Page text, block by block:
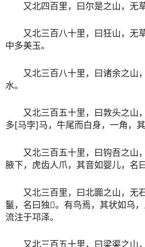
又北四百里，曰尔是之山，无
又北三百八十里，曰狂山，无
中多美玉。
又北三百八十里，曰诸余之山
水。
又北三百五十里，曰敦头之山
多[马孛]马，牛尾而白身，一角，其
又北三百五十里，曰钩吾之山
腋下，虎齿人爪，其音如婴儿，名
又北三百里，曰北嚻之山，无
鬣，名曰独𤞞。有鸟焉，其状如乌
流注于邛泽。
又北三百五十里，曰梁渠之山